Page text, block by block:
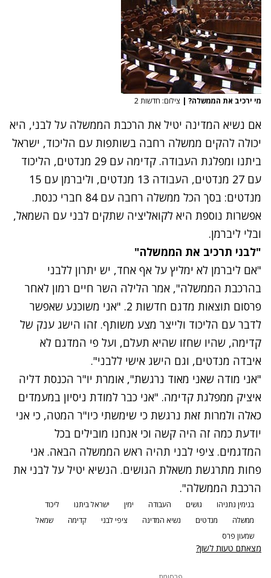
מי ירכיב את הממשלה? | צילום: חדשות 2
אם נשיא המדינה יטיל את הרכבת הממשלה על לבני, היא
יכולה להקים ממשלה רחבה בשותפות עם הליכוד, ישראל
ביתנו ומפלגת העבודה. קדימה עם 29 מנדטים, הליכוד
עם 27 מנדטים, העבודה 13 מנדטים, וליברמן עם 15
מנדטים: בסך הכל ממשלה רחבה עם 84 חברי כנסת.
אפשרות נוספת היא לקואליציה שתקים לבני עם השמאל,
ובלי ליברמן.
"לבני תרכיב את הממשלה"
"אם ליברמן לא ימליץ על אף אחד, יש יתרון ללבני
בהרכבת הממשלה", אמר הלילה השר חיים רמון לאחר
פרסום תוצאות מדגם חדשות 2. "אני משוכנע שאפשר
לדבר עם הליכוד ולייצר מצע משותף. זהו הישג ענק של
קדימה, שהיו שחזו שהיא תעלם, ועל פי המדגם לא
איבדה מנדטים, וגם הישג אישי ללבני".
"אני מודה שאני מאוד נרגשת", אומרת יו"ר הכנסת דליה
איציק ממפלגת קדימה. "אני כבר למודת ניסיון במעמדים
כאלה ולמרות זאת נרגשת כי שימשתי כיו"ר המטה, כי אני
יודעת כמה זה היה קשה וכי אנחנו מובילים בכל
המדגמים. ציפי לבני תהיה ראש הממשלה הבאה. אני
פחות מתרגשת משאלת הגושים. הנשיא יטיל על לבני את
הרכבת הממשלה".
בנימין נתניהו גושים העבודה ימין ישראל ביתנו
ליכוד
ממשלה
מנדטים נשיא המדינה ציפי לבני קדימה
שמאל
שמעון פרס
מצאתם טעות לשון?